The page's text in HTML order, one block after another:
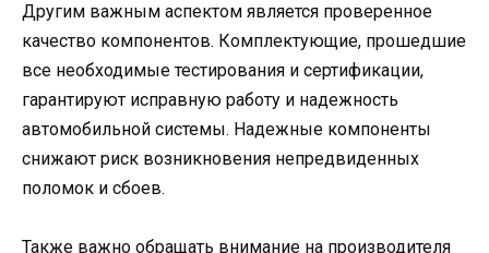
Другим важным аспектом является проверенное
качество компонентов. Комплектующие, прошедшие
все необходимые тестирования и сертификации,
гарантируют исправную работу и надежность
автомобильной системы. Надежные компоненты
снижают риск возникновения непредвиденных
поломок и сбоев.
Также важно обращать внимание на производителя